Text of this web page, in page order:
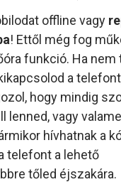
offline vagy
! Ettől még fog
funkció. Ha nem
a
hogy mindig
lenned, vagy
hívhatnak a
telefont a lehető
tőled éjszakára.